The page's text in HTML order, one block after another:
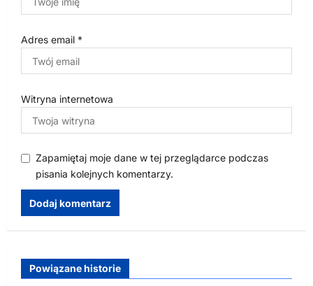
Adres email *
Witryna internetowa
Zapamiętaj moje dane w tej przeglądarce podczas
pisania kolejnych komentarzy.
Powiązane historie